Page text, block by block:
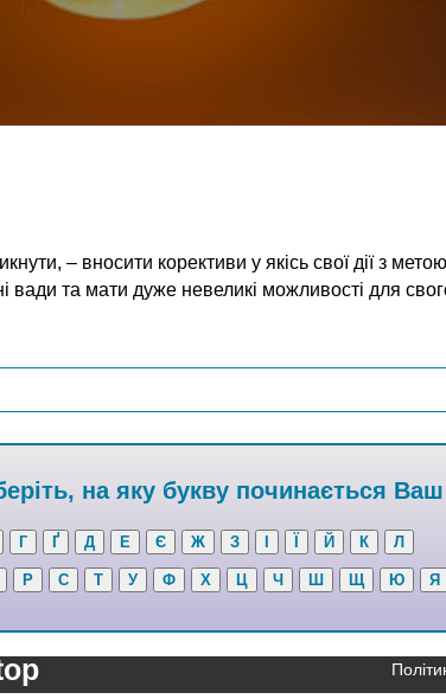
– вносити корективи у якісь свої дії з
вади та мати дуже невеликі можливості для
на яку букву починається
Г Ґ Д Е Є Ж З Й К Л
Р С Т У Ф Х Ц Ч Ш Щ Ю Я